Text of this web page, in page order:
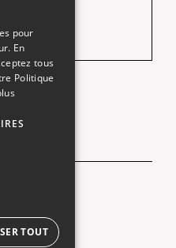
pour
En
tous
Politique
TOUT